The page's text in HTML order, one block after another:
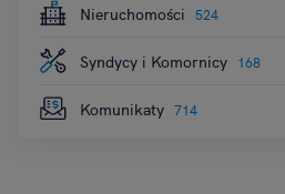
Nieruchomości 524
Syndycy i Komornicy 168
Komunikaty 714